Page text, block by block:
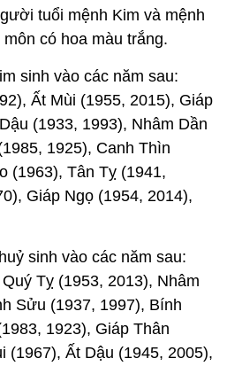
tuổi mệnh Kim và mệnh
có hoa màu trắng.
sinh vào các năm sau:
Ất Mùi (1955, 2015), Giáp
(1933, 1993), Nhâm Dần
1925), Canh Thìn
(1963), Tân Tỵ (1941,
Giáp Ngọ (1954, 2014),
sinh vào các năm sau:
Tỵ (1953, 2013), Nhâm
Sửu (1937, 1997), Bính
1923), Giáp Thân
(1967), Ất Dậu (1945, 2005),